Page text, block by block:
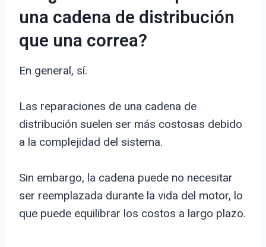
una cadena de distribución
que una correa?
En general, sí.
Las reparaciones de una cadena de
distribución suelen ser más costosas debido
a la complejidad del sistema.
Sin embargo, la cadena puede no necesitar
ser reemplazada durante la vida del motor, lo
que puede equilibrar los costos a largo plazo.